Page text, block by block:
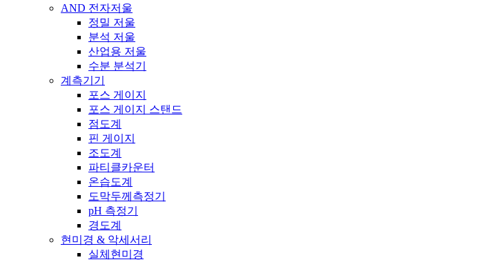
AND 전자저울
정밀 저울
분석 저울
산업용 저울
수분 분석기
계측기기
포스 게이지
포스 게이지 스탠드
점도계
핀 게이지
조도계
파티클카운터
온습도계
도막두께측정기
pH 측정기
경도계
현미경 & 악세서리
실체현미경